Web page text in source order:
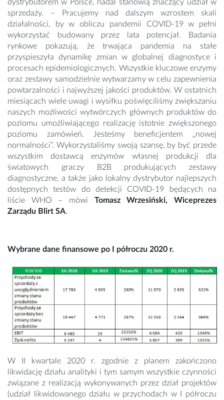
dystrybutorem w Polsce, nadal stanowią znaczący udział w
sprzedaży. – Pracujemy nad dalszym wzrostem skali
działalności, by w obliczu pandemii COVID-19 w pełni
wykorzystać budowany przez lata potencjał. Badania
rynkowe pokazują, że trwająca pandemia na stałe
przyspieszyła dynamikę zmian w globalnej diagnostyce i
procesach epidemiologicznych. Wszystkie kluczowe enzymy
oraz zestawy samodzielnie wytwarzamy w celu zapewnienia
powtarzalności i najwyższej jakości produktów. W ostatnich
miesiącach wiele uwagi i wysiłku poświęciliśmy zwiększaniu
naszych możliwości wytwórczych głównych produktów do
poziomu umożliwiającego realizację istotnie zwiększonego
poziomu zamówień. Jesteśmy beneficjentem „nowej
normalności”. Wykorzystaliśmy swoją szansę, by być przede
wszystkim dostawcą enzymów własnej produkcji dla
światowych graczy B2B produkujących zestawy
diagnostyczne, a także jako lokalny dystrybutor najlepszych
dostępnych testów do detekcji COVID-19 będących na
liście WHO – mówi Tomasz Wrzesiński, Wiceprezes
Zarządu Blirt SA.
Wybrane dane finansowe po I półroczu 2020 r.
W II kwartale 2020 r. zgodnie z planem zakończono
likwidację działu analityki i tym samym wszystkie czynności
związane z realizacją wykonywanych przez dział projektów
(udział likwidowanego działu w przychodach w I półroczu